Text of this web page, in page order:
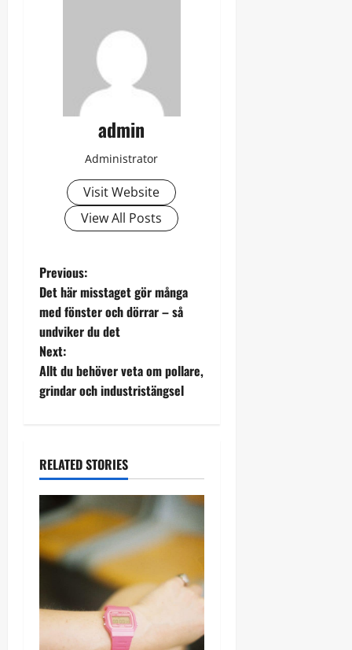
admin
Administrator
Visit Website
View All Posts
P
o
s
t
n
v
i
g
t
i
Previous:
Det här misstaget gör många
med fönster och dörrar – så
undviker du det
Next:
Allt du behöver veta om pollare,
grindar och industristängsel
RELATED STORIES